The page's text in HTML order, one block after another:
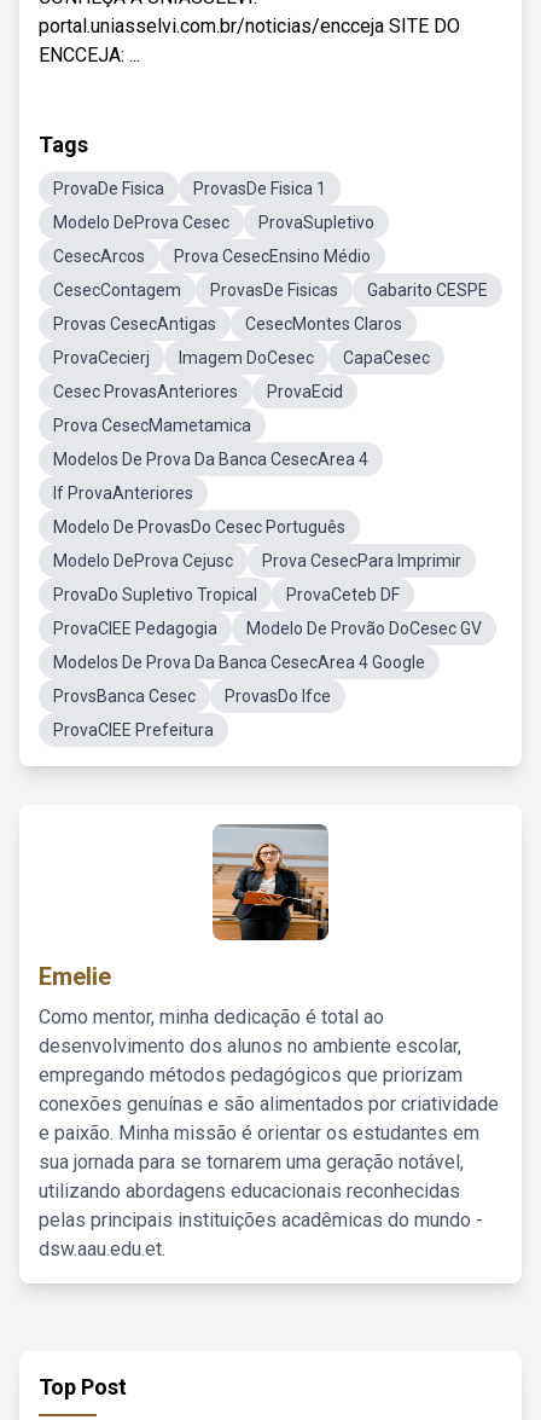
portal.uniasselvi.com.br/noticias/encceja SITE DO
ENCCEJA: ...
Tags
ProvaDe Fisica
ProvasDe Fisica 1
Modelo DeProva Cesec
ProvaSupletivo
CesecArcos
Prova CesecEnsino Médio
CesecContagem
ProvasDe Fisicas
Gabarito CESPE
Provas CesecAntigas
CesecMontes Claros
ProvaCecierj
Imagem DoCesec
CapaCesec
Cesec ProvasAnteriores
ProvaEcid
Prova CesecMametamica
Modelos De Prova Da Banca CesecArea 4
If ProvaAnteriores
Modelo De ProvasDo Cesec Português
Modelo DeProva Cejusc
Prova CesecPara Imprimir
ProvaDo Supletivo Tropical
ProvaCeteb DF
ProvaCIEE Pedagogia
Modelo De Provão DoCesec GV
Modelos De Prova Da Banca CesecArea 4 Google
ProvsBanca Cesec
ProvasDo Ifce
ProvaCIEE Prefeitura
Emelie
Como mentor, minha dedicação é total ao
desenvolvimento dos alunos no ambiente escolar,
empregando métodos pedagógicos que priorizam
conexões genuínas e são alimentados por criatividade
e paixão. Minha missão é orientar os estudantes em
sua jornada para se tornarem uma geração notável,
utilizando abordagens educacionais reconhecidas
pelas principais instituições acadêmicas do mundo -
dsw.aau.edu.et.
Top Post